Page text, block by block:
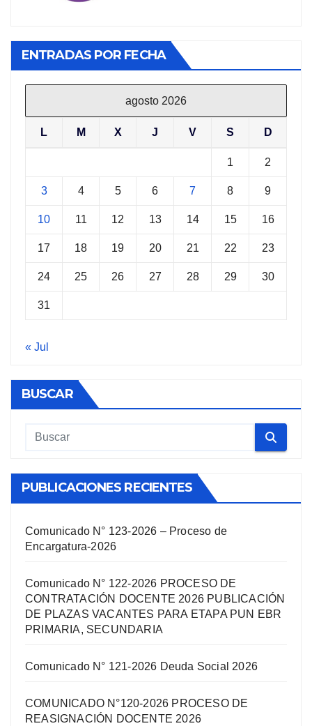
ENTRADAS POR FECHA
agosto 2026
L M X J V S D
1 2
3 4 5 6 7 8 9
10 11 12 13 14 15 16
17 18 19 20 21 22 23
24 25 26 27 28 29 30
31
« Jul
BUSCAR
PUBLICACIONES RECIENTES
Comunicado N° 123-2026 – Proceso de
Encargatura-2026
Comunicado N° 122-2026 PROCESO DE
CONTRATACIÓN DOCENTE 2026 PUBLICACIÓN
DE PLAZAS VACANTES PARA ETAPA PUN EBR
PRIMARIA, SECUNDARIA
Comunicado N° 121-2026 Deuda Social 2026
COMUNICADO N°120-2026 PROCESO DE
REASIGNACIÓN DOCENTE 2026